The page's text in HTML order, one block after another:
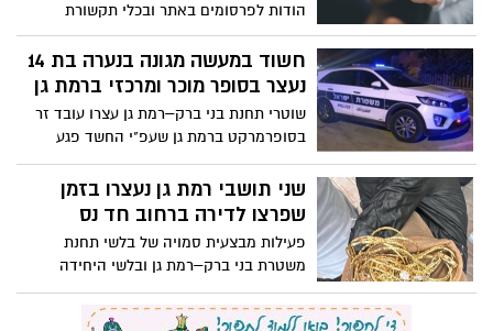
הודות לפרסומים באתר ובכלי תקשורת
נוספים, הצליחה המשטרה לאתר את הקורבן
חשוד במעשה מגונה בנערה בת 14
נעצר בסופר מוכר ומרכזי ברמת גן
שוטרי תחנת בני ברק–רמת גן עצרו עובד זר
בסופרמרקט ברמת גן שעפ"י החשד פגע
מינית בנערה במקום, זהותה עדיין לא ידועה
שני תושבי רמת גן נעצרו בזמן
שפרצו לדירה ברחוב חד נס
פעילות מבצעית סמויה של בלשי תחנת
משטרת בני ברק–רמת גן ובלשי היחידה
המרכזית במחוז תל אביב הובילה למעצרם
של שני חשודים שפרצו לדירה ברמת גן וגנבו